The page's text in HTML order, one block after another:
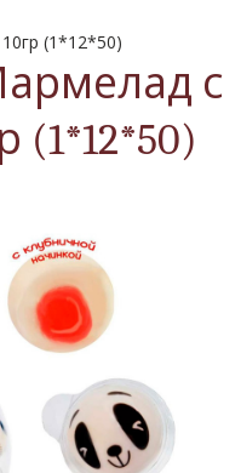
(1*12*50)
с
(1*12*50)